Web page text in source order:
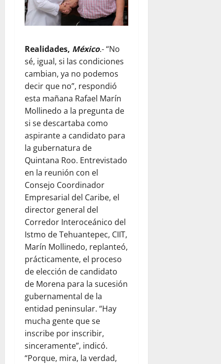
Realidades, México.- “No
sé, igual, si las condiciones
cambian, ya no podemos
decir que no”, respondió
esta mañana Rafael Marín
Mollinedo a la pregunta de
si se descartaba como
aspirante a candidato para
la gubernatura de
Quintana Roo. Entrevistado
en la reunión con el
Consejo Coordinador
Empresarial del Caribe, el
director general del
Corredor Interoceánico del
Istmo de Tehuantepec, CIIT,
Marín Mollinedo, replanteó,
prácticamente, el proceso
de elección de candidato
de Morena para la sucesión
gubernamental de la
entidad peninsular. “Hay
mucha gente que se
inscribe por inscribir,
sinceramente”, indicó.
“Porque, mira, la verdad,